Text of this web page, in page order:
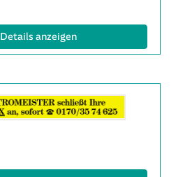
Details anzeigen(ID: 2060421)
der
Anzeige